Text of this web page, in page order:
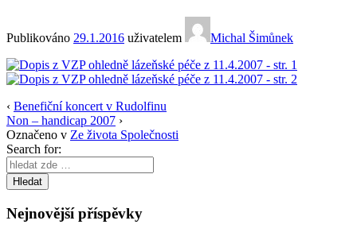
Publikováno 29.1.2016 uživatelem Michal Šimůnek
‹ Benefiční koncert v Rudolfinu
Non – handicap 2007 ›
Označeno v Ze života Společnosti
Search for:
Nejnovější příspěvky